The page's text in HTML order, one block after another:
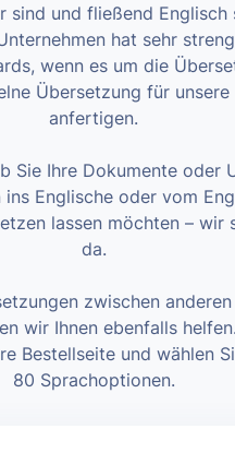
sind und fließend Englisch
hat sehr
wenn es um die
Übersetzung für unsere
anfertigen.
Sie Ihre Dokumente oder
ins Englische oder vom
lassen möchten – wir
da.
zwischen
wir Ihnen ebenfalls
Bestellseite und wählen
80 Sprachoptionen.